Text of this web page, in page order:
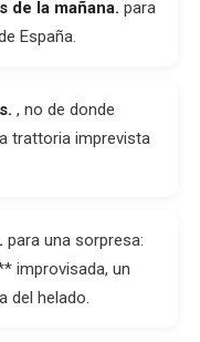
de la mañana. para
España.
. , no de donde
trattoria imprevista
. para una sorpresa:
improvisada, un
del helado.